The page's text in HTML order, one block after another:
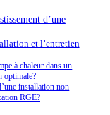
d’une
et l’entretien
à chaleur dans un
optimale?
installation non
RGE?